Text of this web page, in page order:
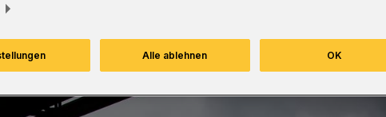
Alle ablehnen OK